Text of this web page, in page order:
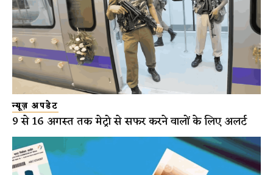
न्यूज़ अपडेट
9 से 16 अगस्त तक मेट्रो से सफर करने वालों के लिए अलर्ट